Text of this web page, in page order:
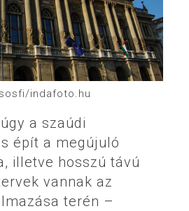
indafoto.hu
a szaúdi
épít a megújuló
illetve hosszú távú
vannak az
terén –